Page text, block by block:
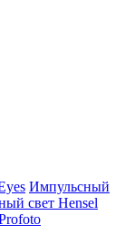
Импульсный
свет Hensel